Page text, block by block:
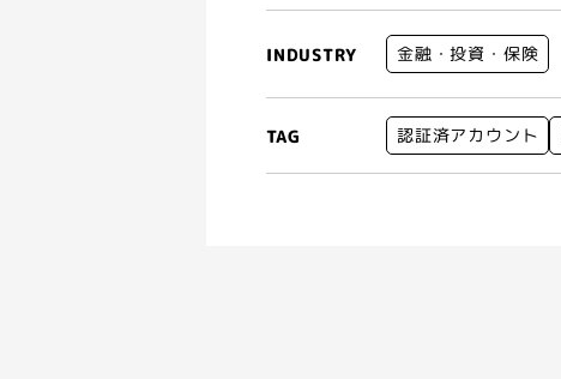
INDUSTRY 金融・投資・保険
TAG 認証済アカウント